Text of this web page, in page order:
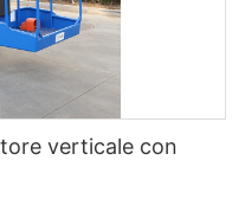
verticale con